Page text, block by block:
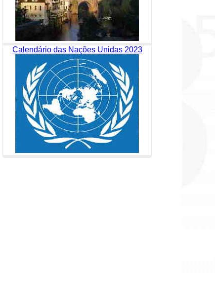
Calendário das Nações Unidas 2023